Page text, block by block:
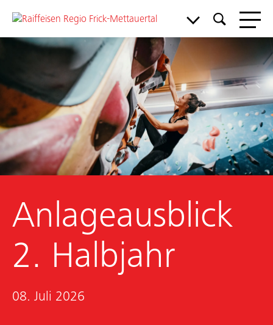
Meine Bank
Service & Support
Aktuelles & Angebote
Mitgliedschaft
Arbeiten bei uns
Anlageausblick
2. Halbjahr
08. Juli 2026